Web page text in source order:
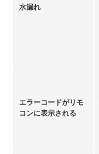
水漏れ
エラーコードがリモ
コンに表示される